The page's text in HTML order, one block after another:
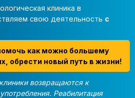
клиника в
свою деятельность с
как можно большему
обрести новый путь в жизни!
возвращаются к
Реабилитация